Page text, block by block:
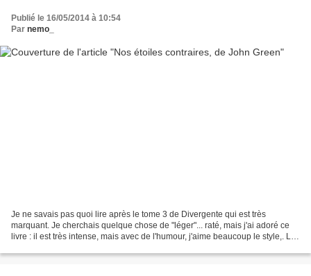
Publié le 16/05/2014 à 10:54
Par nemo_
Je ne savais pas quoi lire après le tome 3 de Divergente qui est très
marquant. Je cherchais quelque chose de "léger"... raté, mais j'ai adoré ce
livre : il est très intense, mais avec de l'humour, j'aime beaucoup le style,. Le